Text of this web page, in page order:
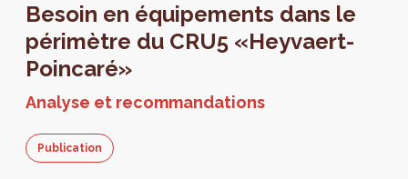
Besoin en équipements dans le
périmètre du CRU5 «Heyvaert-
Poincaré»
Analyse et recommandations
Publication